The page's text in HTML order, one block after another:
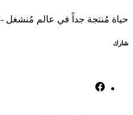
حياة مُنتجة جداً في عالم مُنشغل -1
شارك